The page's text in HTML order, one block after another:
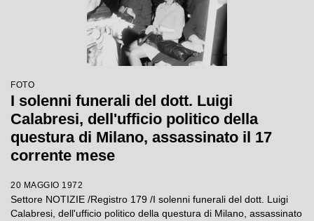
FOTO
I solenni funerali del dott. Luigi
Calabresi, dell'ufficio politico della
questura di Milano, assassinato il 17
corrente mese
20 MAGGIO 1972
Settore NOTIZIE /Registro 179 /I solenni funerali del dott. Luigi
Calabresi, dell'ufficio politico della questura di Milano, assassinato